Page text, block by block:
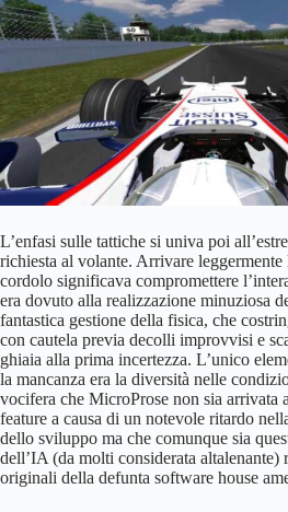
L’enfasi sulle tattiche si univa poi
richiesta al volante. Arrivare leggermente
cordolo significava compromettere
era dovuto alla realizzazione minuziosa
fantastica gestione della fisica, che
con cautela previa decolli improvvisi e
ghiaia alla prima incertezza. L’unico
la mancanza era la diversità nelle
vocifera che MicroProse non sia arrivata
feature a causa di un notevole ritardo
dello sviluppo ma che comunque sia
dell’IA (da molti considerata altalenante)
originali della defunta software house